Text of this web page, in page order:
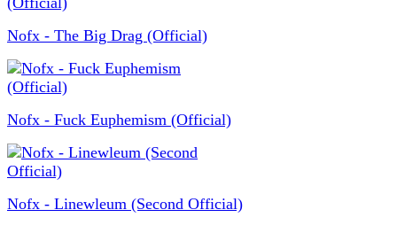
Nofx - The Big Drag (Official)
Nofx - Fuck Euphemism (Official)
Nofx - Linewleum (Second Official)